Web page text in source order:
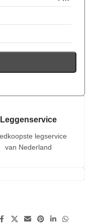
Leggenservice
legservice
van Nederland